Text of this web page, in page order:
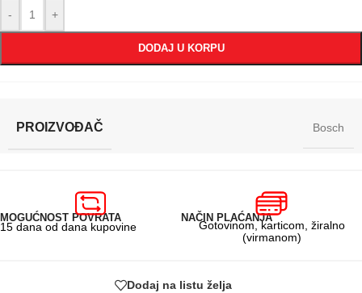
- +
DODAJ U KORPU
PROIZVOĐAČ Bosch
MOGUĆNOST POVRATA
15 dana od dana kupovine
NAČIN PLAĆANJA
Gotovinom, karticom, žiralno
(virmanom)
Dodaj na listu želja